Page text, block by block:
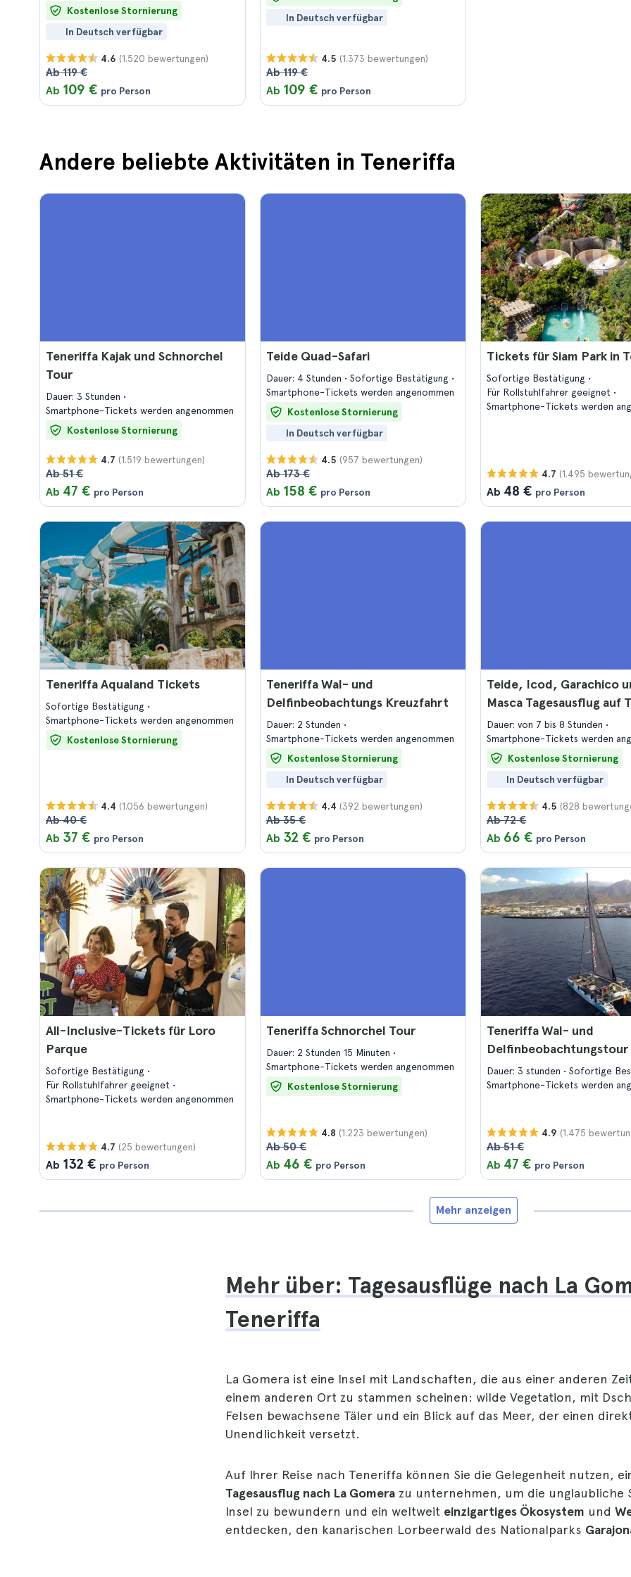
Kostenlose Stornierung
In Deutsch verfügbar
4.6 (1.520 bewertungen)
Ab 119 €
Ab 109 € pro Person
In Deutsch verfügbar
4.5 (1.373 bewertungen)
Ab 119 €
Ab 109 € pro Person
Andere beliebte Aktivitäten in Teneriffa
Teneriffa Kajak und Schnorchel
Tour
Dauer: 3 Stunden
Smartphone-Tickets werden angenommen
Kostenlose Stornierung
4.7 (1.519 bewertungen)
Ab 51 €
Ab 47 € pro Person
Teide Quad-Safari
Dauer: 4 Stunden
Sofortige Bestätigung
Smartphone-Tickets werden angenommen
Kostenlose Stornierung
In Deutsch verfügbar
4.5 (957 bewertungen)
Ab 173 €
Ab 158 € pro Person
Tickets für Siam Park in
Sofortige Bestätigung
Für Rollstuhlfahrer geeignet
Smartphone-Tickets werden
4.7 (1.495
Ab 48 € pro Person
Teneriffa Aqualand Tickets
Sofortige Bestätigung
Smartphone-Tickets werden angenommen
Kostenlose Stornierung
4.4 (1.056 bewertungen)
Ab 40 €
Ab 37 € pro Person
Teneriffa Wal- und
Delfinbeobachtungs Kreuzfahrt
Dauer: 2 Stunden
Smartphone-Tickets werden angenommen
Kostenlose Stornierung
In Deutsch verfügbar
4.4 (392 bewertungen)
Ab 35 €
Ab 32 € pro Person
Teide, Icod, Garachico
Masca Tagesausflug auf
Dauer: von 7 bis 8 Stunden
Smartphone-Tickets werden
Kostenlose Stornierung
In Deutsch verfügbar
4.5 (828
Ab 72 €
Ab 66 € pro Person
All-Inclusive-Tickets für Loro
Parque
Sofortige Bestätigung
Für Rollstuhlfahrer geeignet
Smartphone-Tickets werden angenommen
4.7 (25 bewertungen)
Ab 132 € pro Person
Teneriffa Schnorchel Tour
Dauer: 2 Stunden 15 Minuten
Smartphone-Tickets werden angenommen
Kostenlose Stornierung
4.8 (1.223 bewertungen)
Ab 50 €
Ab 46 € pro Person
Teneriffa Wal- und
Delfinbeobachtungstour
Dauer: 3 stunden
Sofortige
Smartphone-Tickets werden
4.9 (1.475
Ab 51 €
Ab 47 € pro Person
Mehr anzeigen
Mehr über: Tagesausflüge nach La
Teneriffa
La Gomera ist eine Insel mit Landschaften, die aus einer anderen
einem anderen Ort zu stammen scheinen: wilde Vegetation, mit
Felsen bewachsene Täler und ein Blick auf das Meer, der einen
Unendlichkeit versetzt.
Auf Ihrer Reise nach Teneriffa können Sie die Gelegenheit nutzen,
Tagesausflug nach La Gomera zu unternehmen, um die unglaubliche
Insel zu bewundern und ein weltweit einzigartiges Ökosystem und
entdecken, den kanarischen Lorbeerwald des Nationalparks